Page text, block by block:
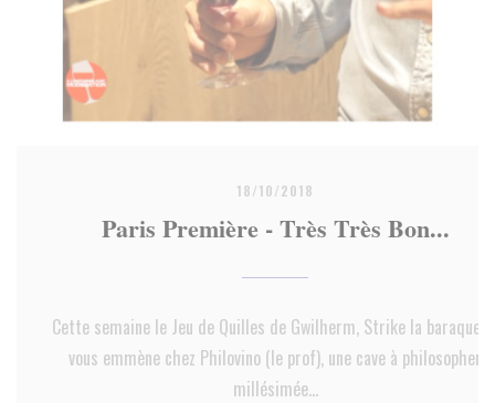
18/10/2018
Paris Première - Très Très Bon...
Cette semaine le Jeu de Quilles de Gwilherm, Strike la baraque
vous emmène chez Philovino (le prof), une cave à philosopher
millésimée...